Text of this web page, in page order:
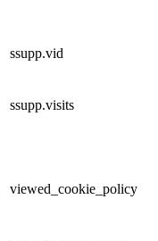
ssupp.vid
ssupp.visits
viewed_cookie_policy